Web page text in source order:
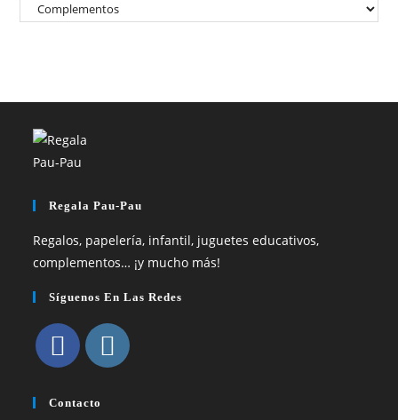
Regala Pau-Pau
Regalos, papelería, infantil, juguetes educativos,
complementos… ¡y mucho más!
Síguenos En Las Redes
abre
abre
Contacto